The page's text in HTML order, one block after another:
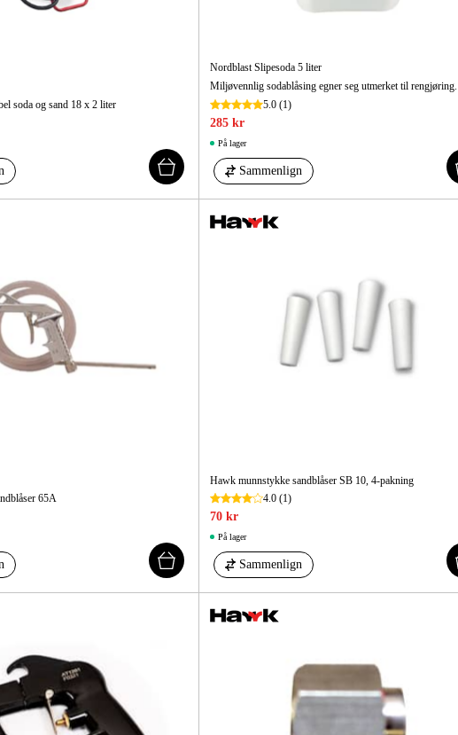
soda og sand 18 x 2 liter
Nordblast Slipesoda 5 liter
Miljøvennlig sodablåsing egner seg utmerket til rengjøring.
5.0(1)
285 kr
På lager
Sammenlign
65A
Hawk munnstykke sandblåser SB 10, 4-pakning
4.0(1)
70 kr
På lager
Sammenlign